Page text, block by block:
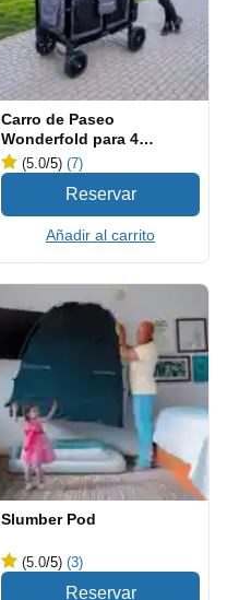
Carro de Paseo
Wonderfold para 4
Personas
(5.0/5) (7)
Añadir al carrito
Slumber Pod
(5.0/5) (3)